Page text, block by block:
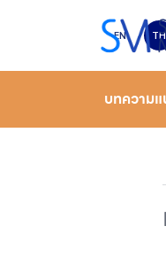
EN TH
บทความแ